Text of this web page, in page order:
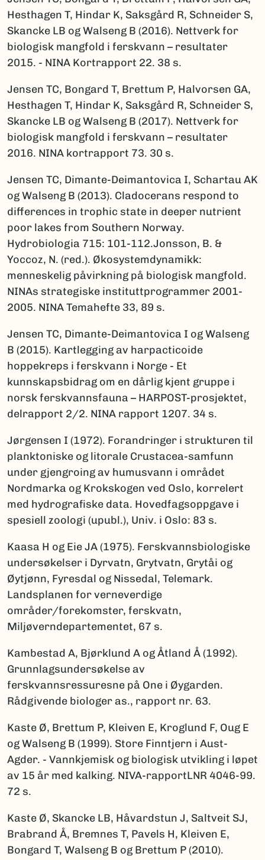
Hesthagen T, Hindar K, Saksgård R, Schneider S,
Skancke LB og Walseng B (2016). Nettverk for
biologisk mangfold i ferskvann – resultater
2015. - NINA Kortrapport 22. 38 s.
Jensen TC, Bongard T, Brettum P, Halvorsen GA,
Hesthagen T, Hindar K, Saksgård R, Schneider S,
Skancke LB og Walseng B (2017). Nettverk for
biologisk mangfold i ferskvann – resultater
2016. NINA kortrapport 73. 30 s.
Jensen TC, Dimante-Deimantovica I, Schartau AK
og Walseng B (2013). Cladocerans respond to
differences in trophic state in deeper nutrient
poor lakes from Southern Norway.
Hydrobiologia 715: 101-112.Jonsson, B. &
Yoccoz, N. (red.). Økosystemdynamikk:
menneskelig påvirkning på biologisk mangfold.
NINAs strategiske instituttprogrammer 2001-
2005. NINA Temahefte 33, 89 s.
Jensen TC, Dimante-Deimantovica I og Walseng
B (2015). Kartlegging av harpacticoide
hoppekreps i ferskvann i Norge - Et
kunnskapsbidrag om en dårlig kjent gruppe i
norsk ferskvannsfauna – HARPOST-prosjektet,
delrapport 2/2. NINA rapport 1207. 34 s.
Jørgensen I (1972). Forandringer i strukturen til
planktoniske og litorale Crustacea-samfunn
under gjengroing av humusvann i området
Nordmarka og Krokskogen ved Oslo, korrelert
med hydrografiske data. Hovedfagsoppgave i
spesiell zoologi (upubl.), Univ. i Oslo: 83 s.
Kaasa H og Eie JA (1975). Ferskvannsbiologiske
undersøkelser i Dyrvatn, Grytvatn, Grytåi og
Øytjønn, Fyresdal og Nissedal, Telemark.
Landsplanen for verneverdige
områder/forekomster, ferskvatn,
Miljøverndepartementet, 67 s.
Kambestad A, Bjørklund A og Åtland Å (1992).
Grunnlagsundersøkelse av
ferskvannsressuresne på One i Øygarden.
Rådgivende biologer as., rapport nr. 63.
Kaste Ø, Brettum P, Kleiven E, Kroglund F, Oug E
og Walseng B (1999). Store Finntjern i Aust-
Agder. - Vannkjemisk og biologisk utvikling i løpet
av 15 år med kalking. NIVA-rapportLNR 4046-99.
72 s.
Kaste Ø, Skancke LB, Håvardstun J, Saltveit SJ,
Brabrand Å, Bremnes T, Pavels H, Kleiven E,
Bongard T, Walseng B og Brettum P (2010).